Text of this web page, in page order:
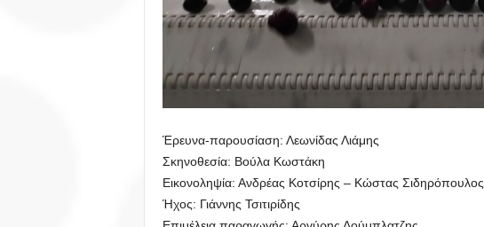
Έρευνα-παρουσίαση: Λεωνίδας Λιάμης
Σκηνοθεσία: Βούλα Κωστάκη
Εικονοληψία: Ανδρέας Κοτσίρης – Κώστας Σιδηρόπουλος
Ήχος: Γιάννης Τσιτιρίδης